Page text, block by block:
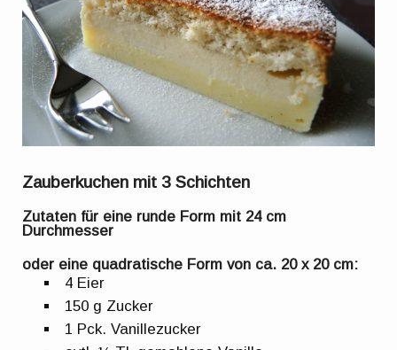
Zauberkuchen mit 3 Schichten
Zutaten für eine runde Form mit 24 cm
Durchmesser
oder eine quadratische Form von ca. 20 x 20 cm:
4 Eier
150 g Zucker
1 Pck. Vanillezucker